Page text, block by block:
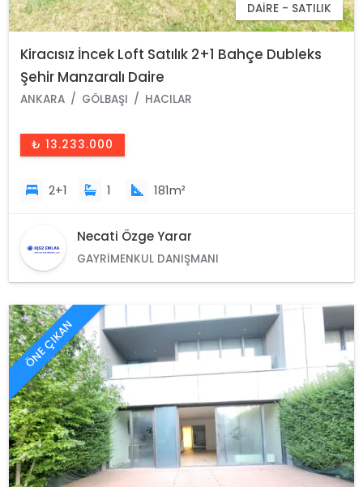
DAIRE - SATILIK
Kiracısız İncek Loft Satılık 2+1 Bahçe Dubleks
Şehir Manzaralı Daire
ANKARA GÖLBAŞI HACILAR
₺ 13.233.000
2+1 1 181m²
Necati Özge Yarar
GAYRIMENKUL DANIŞMANI
ÖNE ÇIKAN